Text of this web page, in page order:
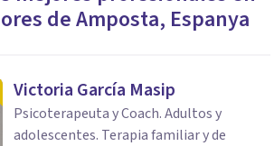
deAmposta, Espanya
Victoria García Masip
Psicoterapeuta y Coach. Adultos y
adolescentes. Terapia familiar y de